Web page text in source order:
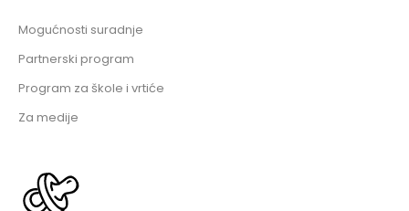
Mogućnosti suradnje
Partnerski program
Program za škole i vrtiće
Za medije